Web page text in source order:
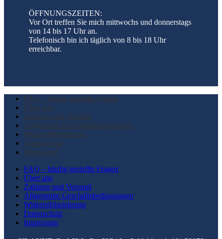
ÖFFNUNGSZEITEN:
Vor Ort treffen Sie mich mittwochs und donnerstags
von 14 bis 17 Uhr an.
Telefonisch bin ich täglich von 8 bis 18 Uhr
erreichbar.
FAQ – häufig gestellte Fragen
Über uns
Zahlung und Versand
Allgemeine Geschäftsbedingungen
Widerrufsbelehrung
Datenschutz
Impressum
FAQ – häufig gestellte Fragen
Über uns
Zahlung und Versand
Allgemeine Geschäftsbedingungen
Widerrufsbelehrung
Datenschutz
Impressum